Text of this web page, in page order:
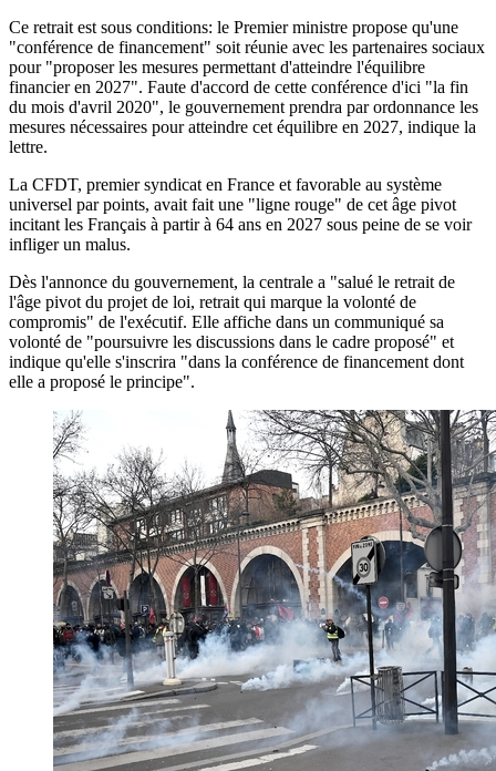
Ce retrait est sous conditions: le Premier ministre propose qu'une
"conférence de financement" soit réunie avec les partenaires sociaux
pour "proposer les mesures permettant d'atteindre l'équilibre
financier en 2027". Faute d'accord de cette conférence d'ici "la fin
du mois d'avril 2020", le gouvernement prendra par ordonnance les
mesures nécessaires pour atteindre cet équilibre en 2027, indique la
lettre.
La CFDT, premier syndicat en France et favorable au système
universel par points, avait fait une "ligne rouge" de cet âge pivot
incitant les Français à partir à 64 ans en 2027 sous peine de se voir
infliger un malus.
Dès l'annonce du gouvernement, la centrale a "salué le retrait de
l'âge pivot du projet de loi, retrait qui marque la volonté de
compromis" de l'exécutif. Elle affiche dans un communiqué sa
volonté de "poursuivre les discussions dans le cadre proposé" et
indique qu'elle s'inscrira "dans la conférence de financement dont
elle a proposé le principe".